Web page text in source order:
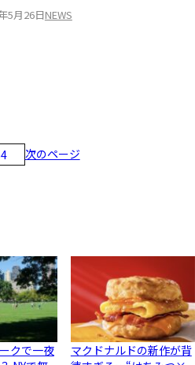
5月26日NEWS
次のページ
クで一夜
マクドナルドの新作が背